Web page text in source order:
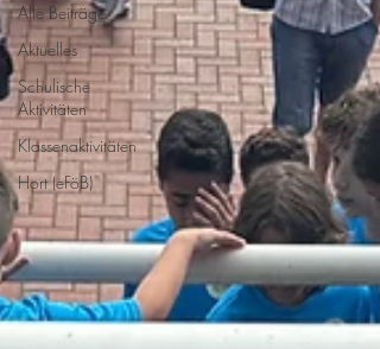
Alle Beiträge
Aktuelles
Schulische
Aktivitäten
Klassenaktivitäten
Hort (eFöB)